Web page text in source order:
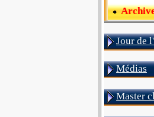
Jour de
Médias
Master